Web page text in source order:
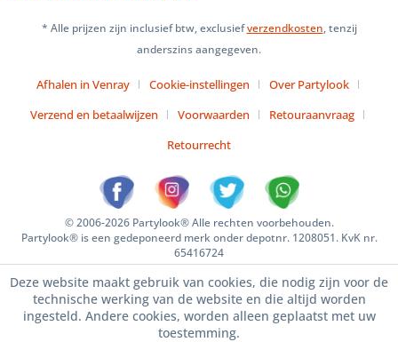
* Alle prijzen zijn inclusief btw, exclusiefverzendkosten, tenzij
anderszins aangegeven.
Afhalen in Venray Cookie-instellingen
Over Partylook
Verzend en betaalwijzen
Voorwaarden
Retouraanvraag
Retourrecht
© 2006-2026 Partylook® Alle rechten voorbehouden.
Partylook® is een gedeponeerd merk onder depotnr. 1208051. KvK nr.
65416724
Deze website maakt gebruik van cookies, die nodig zijn voor de
technische werking van de website en die altijd worden
ingesteld. Andere cookies, worden alleen geplaatst met uw
toestemming.